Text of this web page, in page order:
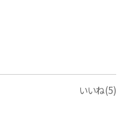
いいね(5)